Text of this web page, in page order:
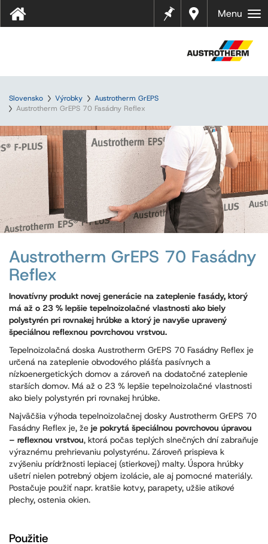
Najbliž
Pozná
mky
Menu
Slovensko Výrobky
Austrotherm GrEPS
Austrotherm GrEPS 70 Fasádny Reflex
Austrotherm GrEPS 70 Fasádny
Reflex
Inovatívny produkt novej generácie na zateplenie fasády, ktorý
má až o 23 % lepšie tepelnoizolačné vlastnosti ako biely
polystyrén pri rovnakej hrúbke a ktorý je navyše upravený
špeciálnou reflexnou povrchovou vrstvou.
Tepelnoizolačná doska Austrotherm GrEPS 70 Fasádny Reflex je
určená na zateplenie obvodového plášťa pasívnych a
nízkoenergetických domov a zároveň na dodatočné zateplenie
starších domov. Má až o 23 % lepšie tepelnoizolačné vlastnosti
ako biely polystyrén pri rovnakej hrúbke.
Najväčšia výhoda tepelnoizolačnej dosky Austrotherm GrEPS 70
Fasádny Reflex je, že je pokrytá špeciálnou povrchovou úpravou
– reflexnou vrstvou, ktorá počas teplých slnečných dní zabraňuje
výraznému prehrievaniu polystyrénu. Zároveň prispieva k
zvýšeniu prídržnosti lepiacej (stierkovej) malty. Úspora hrúbky
ušetrí nielen potrebný objem izolácie, ale aj pomocné materiály.
Postačuje použiť napr. kratšie kotvy, parapety, užšie atikové
plechy, ostenia okien.
Použitie